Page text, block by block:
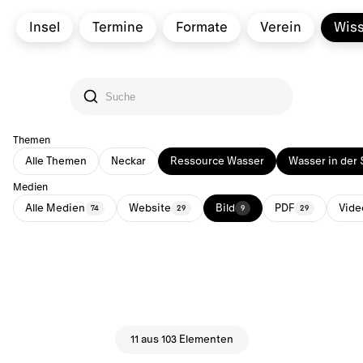
Insel Termine Formate Verein
Themen
Alle Themen Neckar Ressource Wasser Wasser in der
Medien
Alle Medien 74 Website 29 Bild 9 PDF 29
11 aus 103 Elementen